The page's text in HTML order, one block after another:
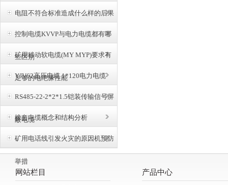
电阻不符合标准造成什么样的后果
控制电缆KVVP与电力电缆都有哪
些区别
矿用移动软电缆(MY MYP)要求有
足够的电绝缘性能
YJV62高压电缆 1*120电力电缆
RS485-22-2*2*1.5铠装传输信号屏
蔽电缆
橡套电缆概念和结构分析
矿用电话线引发火灾的原因机预防
举措
网站栏目 产品中心